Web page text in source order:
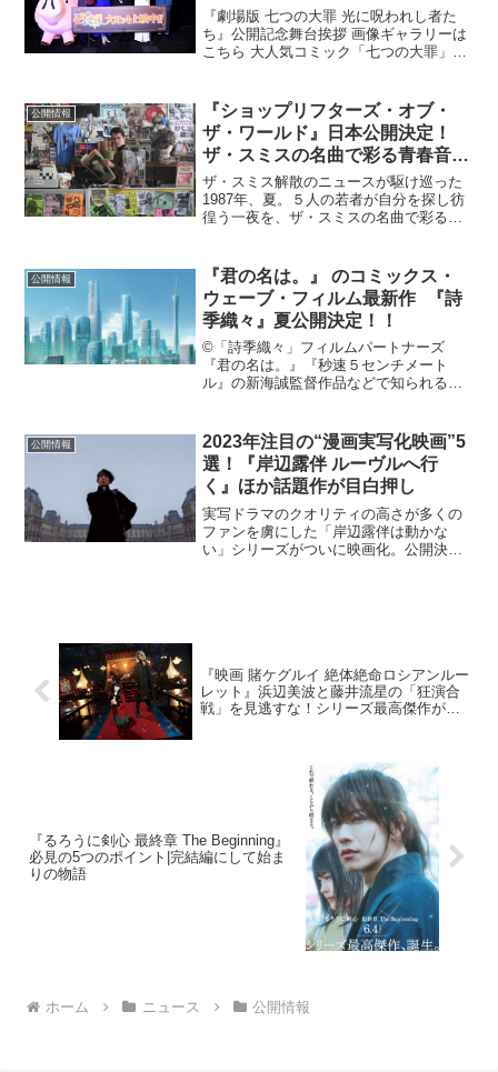
貴、雨宮天らビックリ！
『劇場版 七つの大罪 光に呪われし者た
ち』公開記念舞台挨拶 画像ギャラリーは
こちら 大人気コミック「七つの大罪」を
て“その先”を描く原作者・鈴木央が描き下
ろしの『劇場...
公開情報
『ショップリフターズ・オブ・
ザ・ワールド』日本公開決定！
ザ・スミスの名曲で彩る青春音楽
映画
ザ・スミス解散のニュースが駆け巡った
1987年、夏。５人の若者が自分を探し彷
徨う一夜を、ザ・スミスの名曲で彩る珠
ターズ・オブ・ザ・ワールド』に決定
し、...
公開情報
『君の名は。』 のコミックス・
ウェーブ・フィルム最新作 『詩
季織々』夏公開決定！！
©「詩季織々」フィルムパートナーズ
『君の名は。』『秒速５センチメート
ル』の新海誠監督作品などで知られるコ
しきおりおり）が、2018年夏、テアトル
新宿、シネ・リーブル...
公開情報
2023年注目の“漫画実写化映画”5
選！『岸辺露伴 ルーヴルへ行
く』ほか話題作が目白押し
実写ドラマのクオリティの高さが多くの
ファンを虜にした「岸辺露伴は動かな
い」シリーズがついに映画化。公開決定
『映画 賭ケグルイ 絶体絶命ロシアンルー
レット』浜辺美波と藤井流星の「狂演合
戦」を見逃すな！シリーズ最高傑作が降
『るろうに剣心 最終章 The Beginning』
必見の5つのポイント|完結編にして始ま
りの物語
ホーム ニュース 公開情報